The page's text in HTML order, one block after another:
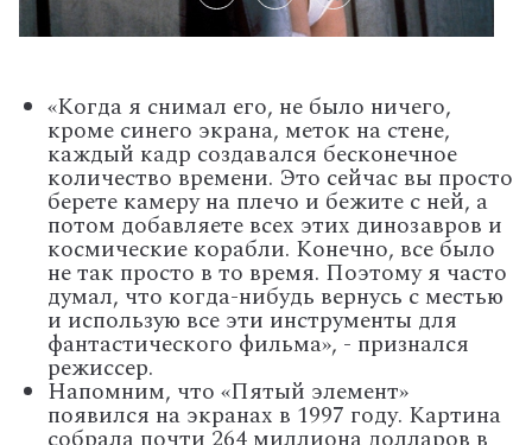
«Когда я снимал его, не было ничего,
кроме синего экрана, меток на стене,
каждый кадр создавался бесконечное
количество времени. Это сейчас вы просто
берете камеру на плечо и бежите с ней, а
потом добавляете всех этих динозавров и
космические корабли. Конечно, все было
не так просто в то время. Поэтому я часто
думал, что когда-нибудь вернусь с местью
и использую все эти инструменты для
фантастического фильма», - признался
режиссер.
Напомним, что «Пятый элемент»
появился на экранах в 1997 году. Картина